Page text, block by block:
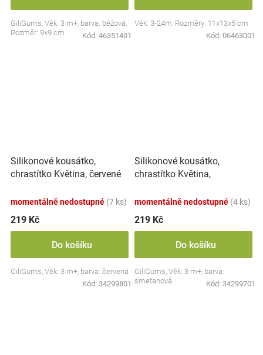
GiliGums, Věk: 3 m+, barva: béžová,
Rozměr: 9x9 cm.
Kód: 46351401
Věk: 3-24m, Rozměry: 11x13x5 cm
Kód: 06463001
Silikonové kousátko,
chrastítko Květina, červené
momentálně nedostupné (7 ks)
219 Kč
Do košíku
GiliGums, Věk: 3 m+, barva: červená
Kód: 34299801
Silikonové kousátko,
chrastítko Květina,
momentálně nedostupné (4 ks)
219 Kč
Do košíku
GiliGums, Věk: 3 m+, barva:
smetanová
Kód: 34299701